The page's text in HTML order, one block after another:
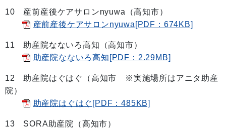
10 産前産後ケアサロンnyuwa（高知市）
産前産後ケアサロンnyuwa[PDF：674KB]
11 助産院なないろ高知（高知市）
助産院なないろ高知[PDF：2.29MB]
12 助産院はぐはぐ（高知市 ※実施場所はアニタ助産
院）
助産院はぐはぐ[PDF：485KB]
13 SORA助産院（高知市）